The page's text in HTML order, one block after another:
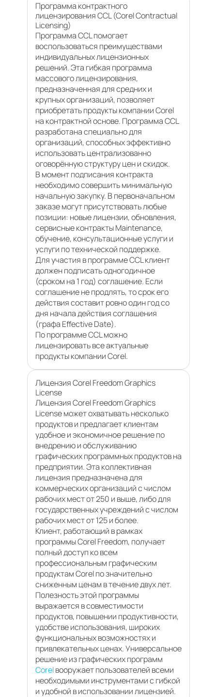
Программа контрактного
лицензирования CCL (Corel Contractual
Licensing)
Программа CCL помогает
воспользоваться преимуществами
индивидуальных лицензионных
решений. Эта гибкая программа
массового лицензирования,
предназначенная для средних и
крупных организаций, позволяет
приобретать продукты компании Corel
на контрактной основе. Программа CCL
разработана специально для
организаций, способных эффективно
использовать централизованно
оговорённую структуру цен и скидок.
В момент подписания контракта
необходимо совершить минимальную
начальную закупку. В первоначальном
заказе могут присутствовать любые
позиции: новые лицензии, обновления,
сервисные контракты Maintenance,
обучение, консультационные услуги и
услуги по технической поддержке.
Для участия в программе CCL клиент
должен подписать одногодичное
(сроком на 1 год) соглашение. Если
соглашение не продлять, то срок его
действия составит ровно один год со
дня начала действия соглашения
(графа Effective Date).
По программе CCL можно
лицензировать все актуальные
продукты компании Corel.
Лицензия Corel Freedom Graphics
License
Лицензия Corel Freedom Graphics
License может охватывать несколько
продуктов и предлагает клиентам
удобное и экономичное решение по
внедрению и обслуживанию
графических программных продуктов на
предприятии. Эта коллективная
лицензия предназначена для
коммерческих организаций с числом
рабочих мест от 250 и выше, либо для
государственных учреждений с числом
рабочих мест от 125 и более.
Клиент, работающий в рамках
программы Corel Freedom, получает
полный доступ ко всем
профессиональным графическим
продуктам Corel по значительно
сниженным ценам в течение двух лет.
Полезность этой программы
выражается в совместимости
продуктов, повышении продуктивности,
удобстве использования, широких
функциональных возможностях и
привлекательных ценах. Универсальное
решение из графических программ
Corelвооружает пользователей всеми
необходимыми инструментами с гибкой
и удобной в использовании лицензией.